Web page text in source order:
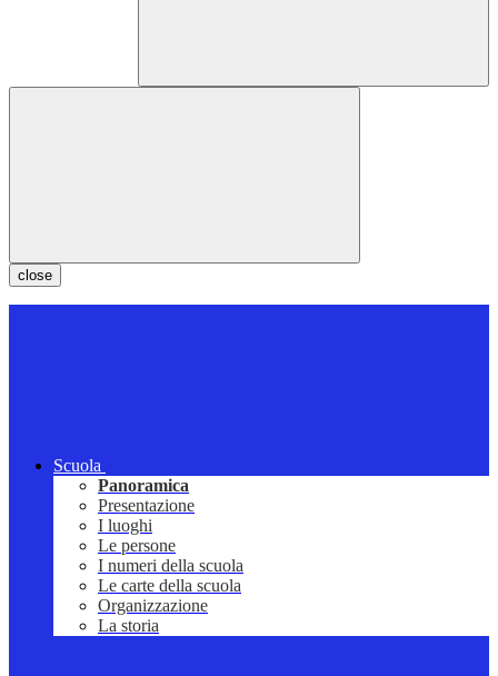
close
Scuola
Panoramica
Presentazione
I luoghi
Le persone
I numeri della scuola
Le carte della scuola
Organizzazione
La storia